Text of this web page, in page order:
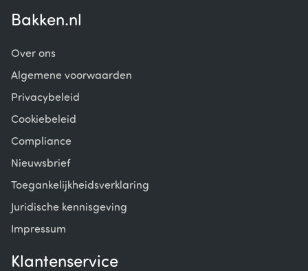
Bakken.nl
Over ons
Algemene voorwaarden
Privacybeleid
Cookiebeleid
Compliance
Nieuwsbrief
Toegankelijkheidsverklaring
Juridische kennisgeving
Impressum
Klantenservice